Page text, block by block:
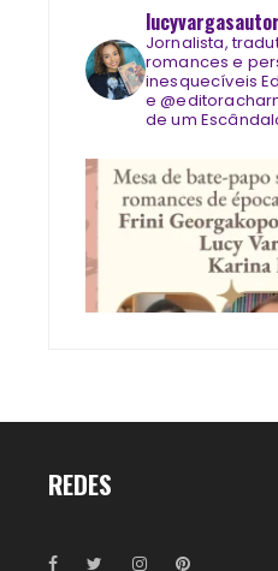
Jornalista,
romances e
inesquecíveis
e
de um
REDES